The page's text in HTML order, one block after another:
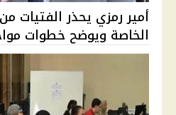
أمير رمزي يحذر الفتيات
الخاصة ويوضح خطوات